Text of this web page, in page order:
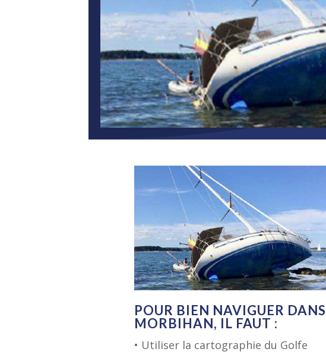
POUR BIEN NAVIGUER
MORBIHAN, IL FAUT :
• Utiliser la cartographie du Golfe